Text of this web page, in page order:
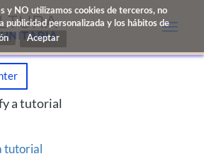
y NO utilizamos cookies de terceros, no
publicidad personalizada y los hábitos deToggle
a tutorial
tutorial